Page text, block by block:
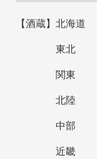
【酒蔵】北海道
東北
関東
北陸
中部
近畿